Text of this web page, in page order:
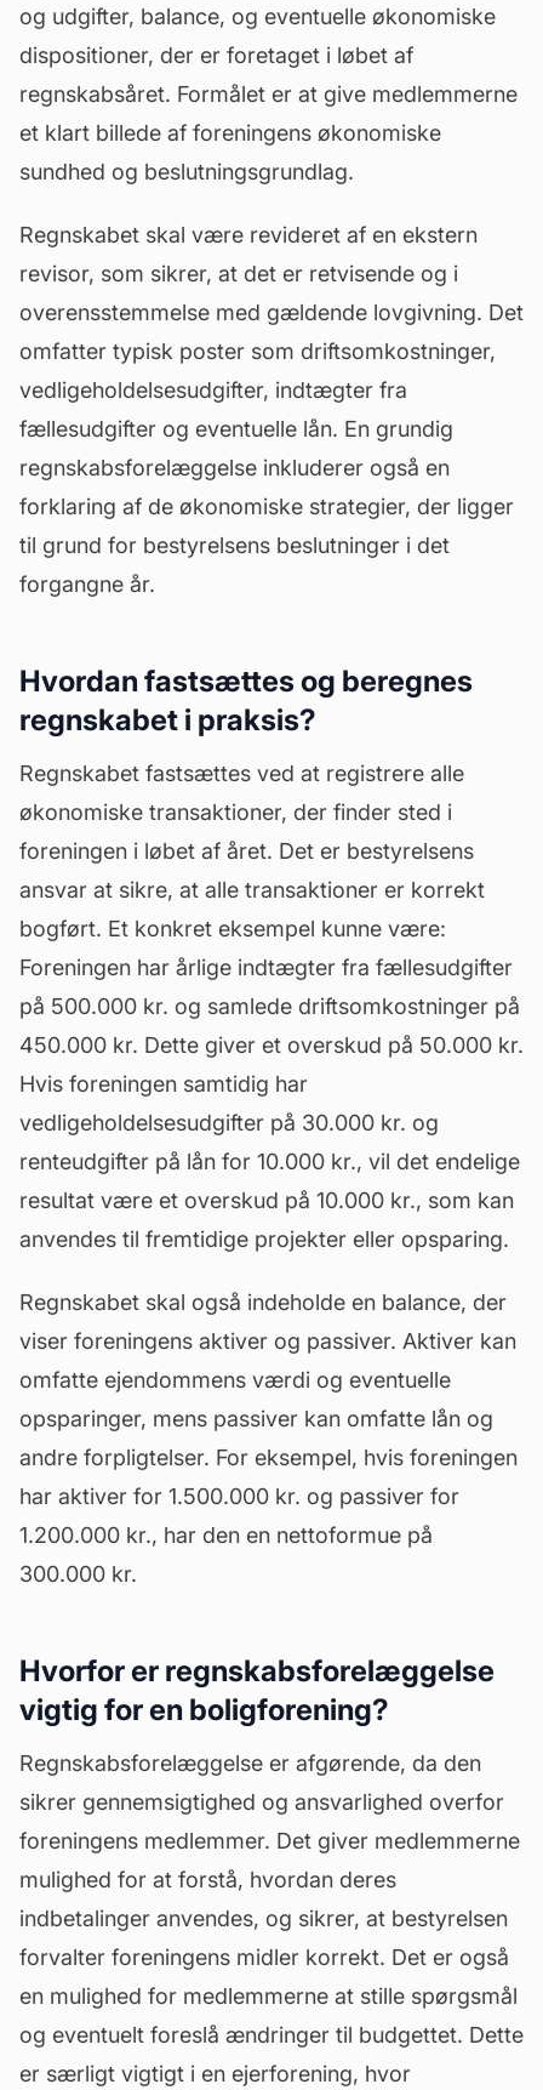
og udgifter, balance, og eventuelle økonomiske
dispositioner, der er foretaget i løbet af
regnskabsåret. Formålet er at give medlemmerne
et klart billede af foreningens økonomiske
sundhed og beslutningsgrundlag.
Regnskabet skal være revideret af en ekstern
revisor, som sikrer, at det er retvisende og i
overensstemmelse med gældende lovgivning. Det
omfatter typisk poster som driftsomkostninger,
vedligeholdelsesudgifter, indtægter fra
fællesudgifter og eventuelle lån. En grundig
regnskabsforelæggelse inkluderer også en
forklaring af de økonomiske strategier, der ligger
til grund for bestyrelsens beslutninger i det
forgangne år.
Hvordan fastsættes og beregnes
regnskabet i praksis?
Regnskabet fastsættes ved at registrere alle
økonomiske transaktioner, der finder sted i
foreningen i løbet af året. Det er bestyrelsens
ansvar at sikre, at alle transaktioner er korrekt
bogført. Et konkret eksempel kunne være:
Foreningen har årlige indtægter fra fællesudgifter
på 500.000 kr. og samlede driftsomkostninger på
450.000 kr. Dette giver et overskud på 50.000 kr.
Hvis foreningen samtidig har
vedligeholdelsesudgifter på 30.000 kr. og
renteudgifter på lån for 10.000 kr., vil det endelige
resultat være et overskud på 10.000 kr., som kan
anvendes til fremtidige projekter eller opsparing.
Regnskabet skal også indeholde en balance, der
viser foreningens aktiver og passiver. Aktiver kan
omfatte ejendommens værdi og eventuelle
opsparinger, mens passiver kan omfatte lån og
andre forpligtelser. For eksempel, hvis foreningen
har aktiver for 1.500.000 kr. og passiver for
1.200.000 kr., har den en nettoformue på
300.000 kr.
Hvorfor er regnskabsforelæggelse
vigtig for en boligforening?
Regnskabsforelæggelse er afgørende, da den
sikrer gennemsigtighed og ansvarlighed overfor
foreningens medlemmer. Det giver medlemmerne
mulighed for at forstå, hvordan deres
indbetalinger anvendes, og sikrer, at bestyrelsen
forvalter foreningens midler korrekt. Det er også
en mulighed for medlemmerne at stille spørgsmål
og eventuelt foreslå ændringer til budgettet. Dette
er særligt vigtigt i en ejerforening, hvor